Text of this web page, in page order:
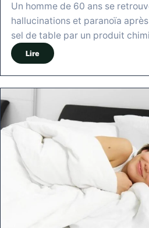
Un homme de 60 ans se
hallucinations et paranoïa
sel de table par un produit
Lire